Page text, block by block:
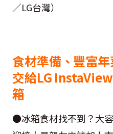
／LG台灣）
食材準備、豐富
交給LG
箱
●冰箱食材找不到？大